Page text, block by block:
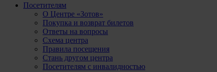
Посетителям
О Центре «Зотов»
Покупка и возврат билетов
Ответы на вопросы
Схема центра
Правила посещения
Стань другом центра
Посетителям с инвалидностью